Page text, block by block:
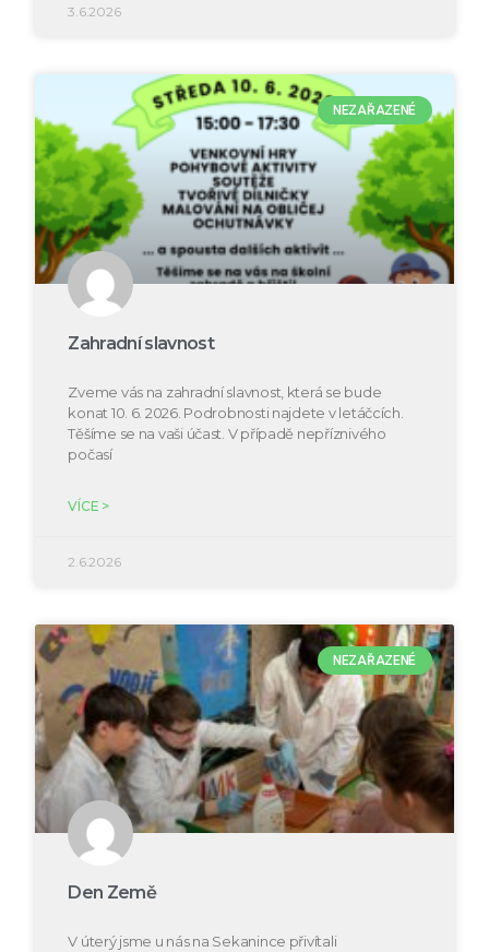
3.6.2026
NEZAŘAZENÉ
Zahradní slavnost
Zveme vás na zahradní slavnost, která se bude
konat 10. 6. 2026. Podrobnosti najdete v letáčcích.
Těšíme se na vaši účast. V případě nepříznivého
počasí
VÍCE >
2.6.2026
NEZAŘAZENÉ
Den Země
V úterý jsme u nás na Sekanince přivítali